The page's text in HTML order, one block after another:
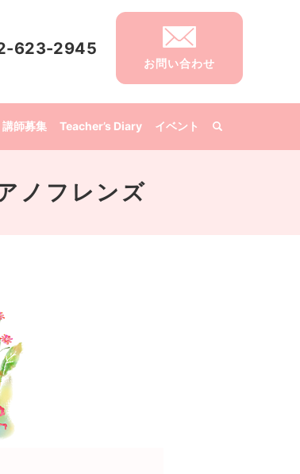
講師募集 Teacher’s Diary イベント
623-2945
お問い合わせ
ノフレンズ